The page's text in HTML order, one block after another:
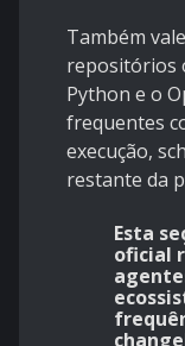
Também
repositórios
Python e o
frequentes
execução,
restante da
Esta
oficial